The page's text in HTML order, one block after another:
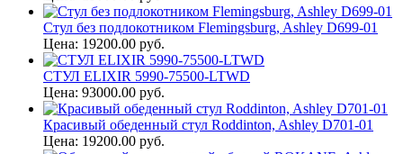
Стул без подлокотником Flemingsburg, Ashley D699-01
Цена: 19200.00 руб.
СТУЛ ELIXIR 5990-75500-LTWD
Цена: 93000.00 руб.
Красивый обеденный стул Roddinton, Ashley D701-01
Цена: 19200.00 руб.